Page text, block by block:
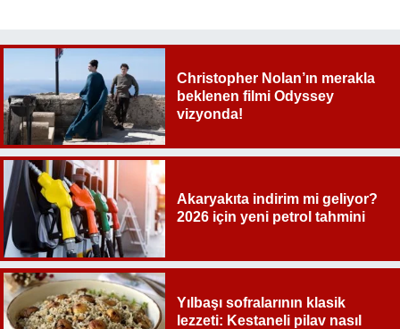
Christopher Nolan’ın merakla
beklenen filmi Odyssey
vizyonda!
Akaryakıta indirim mi geliyor?
2026 için yeni petrol tahmini
Yılbaşı sofralarının klasik
lezzeti: Kestaneli pilav nasıl